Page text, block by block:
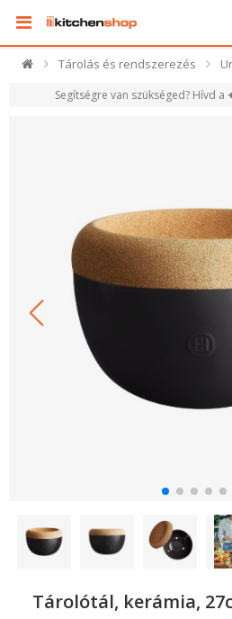
Tárolás és rendszerezés
Segítségre van szükséged? Hívd a
Tárolótál, kerámia,